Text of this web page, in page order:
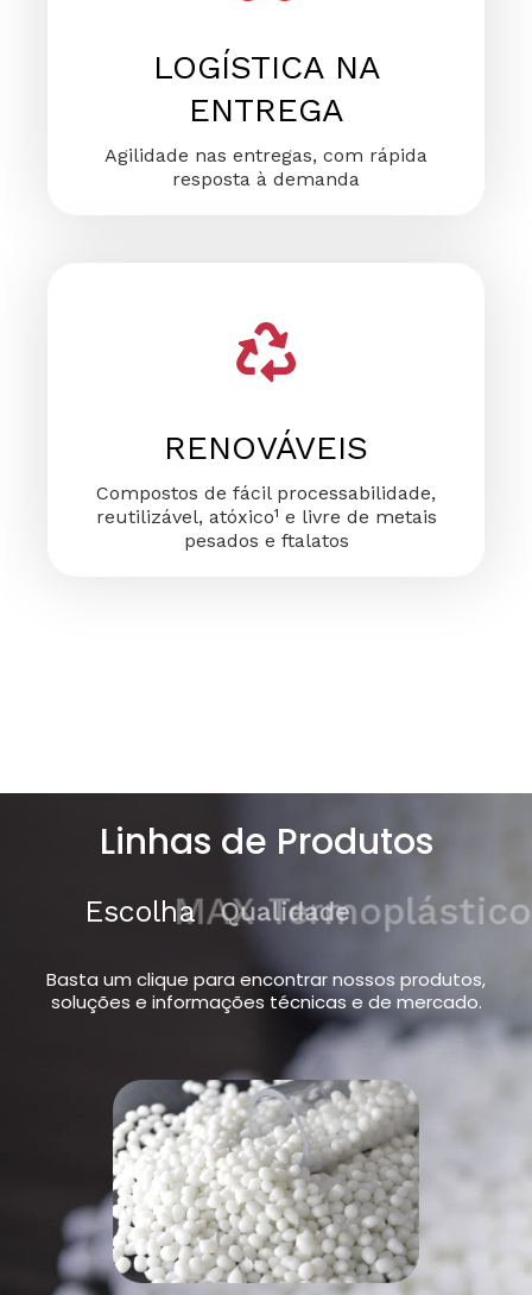
LOGÍSTICA NA
ENTREGA
Agilidade nas entregas, com rápida
resposta à demanda
RENOVÁVEIS
Compostos de fácil processabilidade,
reutilizável, atóxico¹ e livre de metais
pesados e ftalatos
Linhas de Produtos
Escolha MAX Termoplásticos
Basta um clique para encontrar nossos produtos,
soluções e informações técnicas e de mercado.